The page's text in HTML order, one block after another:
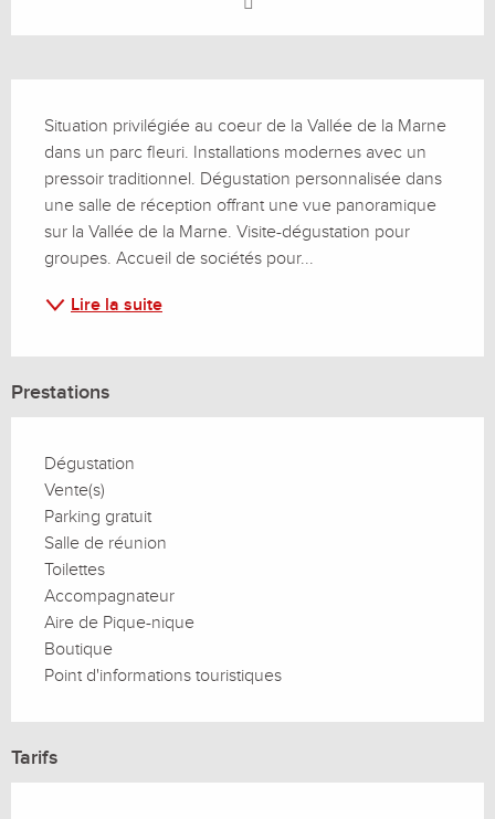
Situation privilégiée au coeur de la Vallée de la Marne
dans un parc fleuri. Installations modernes avec un
pressoir traditionnel. Dégustation personnalisée dans
une salle de réception offrant une vue panoramique
sur la Vallée de la Marne. Visite-dégustation pour
groupes. Accueil de sociétés pour...
Lire la suite
Prestations
Dégustation
Vente(s)
Parking gratuit
Salle de réunion
Toilettes
Accompagnateur
Aire de Pique-nique
Boutique
Point d'informations touristiques
Tarifs